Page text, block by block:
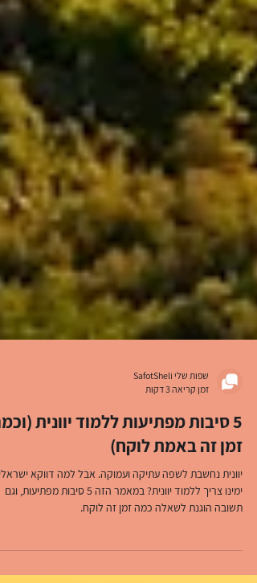
שפות שלי SafotSheli
זמן קריאה 3 דקות
5 סיבות מפתיעות ללמוד יוונית
זמן זה באמת לוקח)
יוונית נחשבת לשפה עתיקה ועמוקה. אבל למה דווקא
תשובה הוגנת לשאלה כמה זמן זה לוקח.